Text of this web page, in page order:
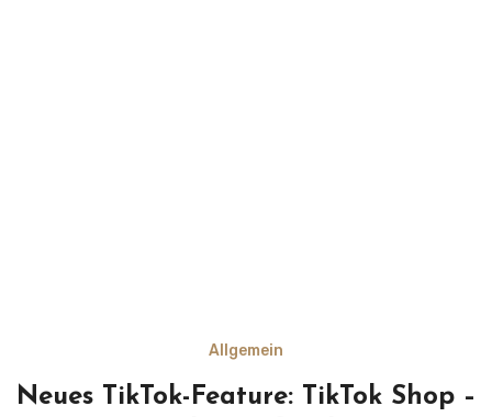
Allgemein
Neues TikTok-Feature: TikTok Shop –